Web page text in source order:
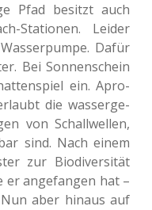
Pfad besitzt auch
Sta­tio­nen. Leider
Dafür
Bei Son­nen­schein
ein. Apro­
die was­ser­ge­
von Schall­wel­len,
sind. Nach einem
zur Bio­di­ver­si­tät
er ange­fan­gen hat –
aber hinaus auf